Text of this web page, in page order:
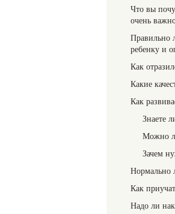
Что вы
очень
Правильно
ребенку и
Как
Какие
Как
Знаете
Можно
Зачем
Нормально
Как
Надо ли